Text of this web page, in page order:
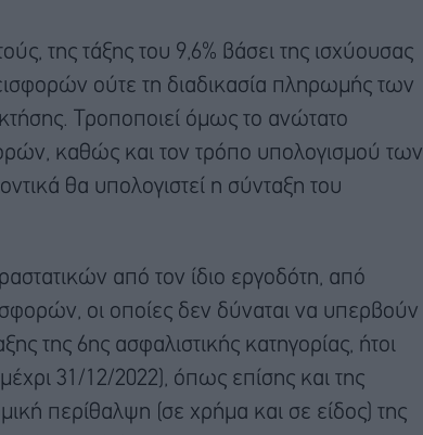
της τάξης του 9,6% βάσει της ισχύουσας
ούτε τη διαδικασία πληρωμής των
Τροποποιεί όμως το ανώτατο
καθώς και τον τρόπο υπολογισμού των
θα υπολογιστεί η σύνταξη του
από τον ίδιο εργοδότη, από
οι οποίες δεν δύναται να υπερβούν
της 6ης ασφαλιστικής κατηγορίας, ήτοι
31/12/2022), όπως επίσης και της
περίθαλψη (σε χρήμα και σε είδος) της